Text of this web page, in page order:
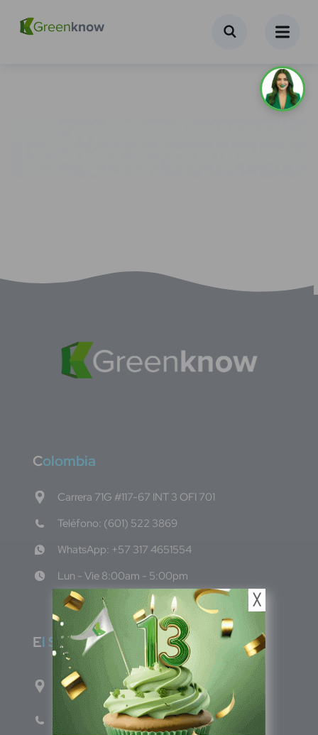
Colombia
Carrera 71G #117-67 INT 3 OFI 701
Teléfono: (601) 522 3869
WhatsApp: +57 317 4651554
Lun - Vie 8:00am - 5:00pm
El Salvador
1ro Cll Pte, y 61 Av Nte, #3206, Local 9, San
Salvador Centro
Teléfono: +503 6986 1402
╳